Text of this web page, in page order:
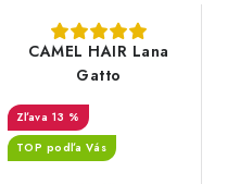
CAMEL HAIR Lana
Gatto
13 %
TOP podľa Vás